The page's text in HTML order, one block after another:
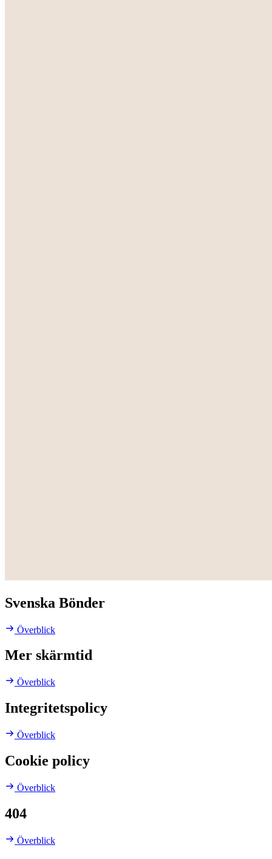
Svenska Bönder
Överblick
Mer skärmtid
Överblick
Integritetspolicy
Överblick
Cookie policy
Överblick
404
Överblick